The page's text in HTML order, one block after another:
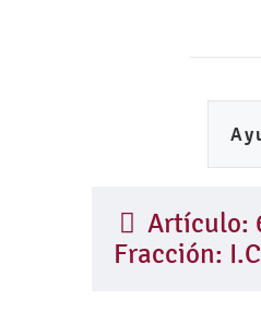
Artículo:
Fracción: